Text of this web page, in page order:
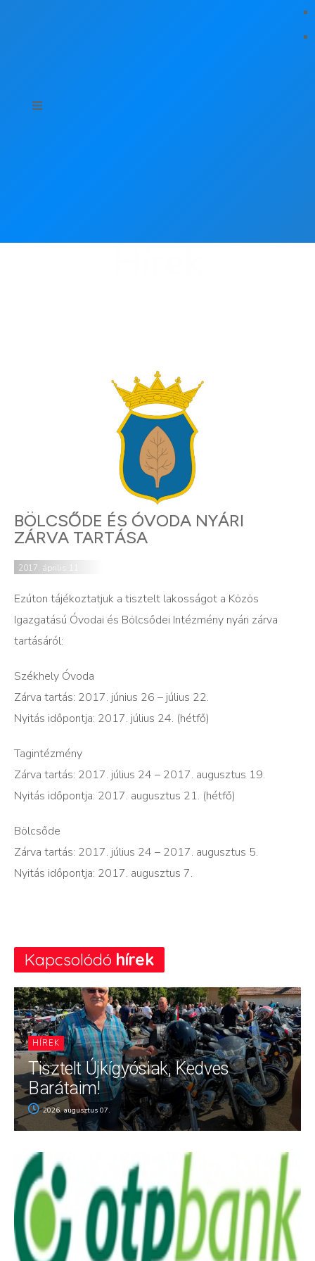
BÖLCSŐDE ÉS ÓVODA NYÁRI
ZÁRVA TARTÁSA
2017. április 11.
Ezúton tájékoztatjuk a tisztelt lakosságot a Közös
Igazgatású Óvodai és Bölcsődei Intézmény nyári zárva
tartásáról:
Székhely Óvoda
Zárva tartás: 2017. június 26 – július 22.
Nyitás időpontja: 2017. július 24. (hétfő)
Tagintézmény
Zárva tartás: 2017. július 24 – 2017. augusztus 19.
Nyitás időpontja: 2017. augusztus 21. (hétfő)
Bölcsőde
Zárva tartás: 2017. július 24 – 2017. augusztus 5.
Nyitás időpontja: 2017. augusztus 7.
Kapcsolódó hírek
HÍREK
Tisztelt Újkígyósiak, Kedves
Barátaim!
2026. augusztus 07.